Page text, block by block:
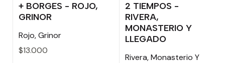
+ BORGES - ROJO,
GRINOR
Rojo, Grinor
$13.000
2 TIEMPOS -
RIVERA,
MONASTERIO Y
LLEGADO
Rivera, Monasterio Y